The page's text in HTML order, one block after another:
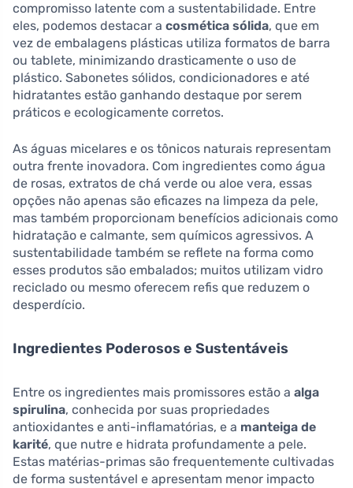
compromisso latente com a sustentabilidade. Entre
eles, podemos destacar a cosmética sólida, que em
vez de embalagens plásticas utiliza formatos de barra
ou tablete, minimizando drasticamente o uso de
plástico. Sabonetes sólidos, condicionadores e até
hidratantes estão ganhando destaque por serem
práticos e ecologicamente corretos.
As águas micelares e os tônicos naturais representam
outra frente inovadora. Com ingredientes como água
de rosas, extratos de chá verde ou aloe vera, essas
opções não apenas são eficazes na limpeza da pele,
mas também proporcionam benefícios adicionais como
hidratação e calmante, sem químicos agressivos. A
sustentabilidade também se reflete na forma como
esses produtos são embalados; muitos utilizam vidro
reciclado ou mesmo oferecem refis que reduzem o
desperdício.
Ingredientes Poderosos e Sustentáveis
Entre os ingredientes mais promissores estão a alga
spirulina, conhecida por suas propriedades
antioxidantes e anti-inflamatórias, e a manteiga de
karité, que nutre e hidrata profundamente a pele.
Estas matérias-primas são frequentemente cultivadas
de forma sustentável e apresentam menor impacto